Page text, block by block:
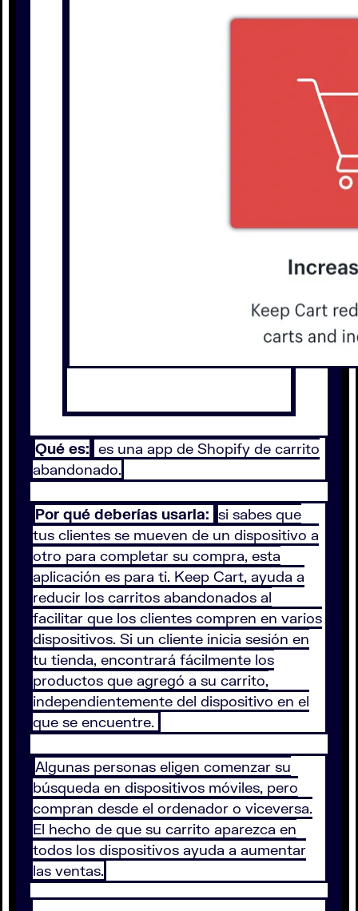
Qué es: es una app de Shopify de carrito
abandonado.
Por qué deberías usarla: si sabes que
tus clientes se mueven de un dispositivo a
otro para completar su compra, esta
aplicación es para ti. Keep Cart, ayuda a
reducir los carritos abandonados al
facilitar que los clientes compren en varios
dispositivos. Si un cliente inicia sesión en
tu tienda, encontrará fácilmente los
productos que agregó a su carrito,
independientemente del dispositivo en el
que se encuentre.
Algunas personas eligen comenzar su
búsqueda en dispositivos móviles, pero
compran desde el ordenador o viceversa.
El hecho de que su carrito aparezca en
todos los dispositivos ayuda a aumentar
las ventas.